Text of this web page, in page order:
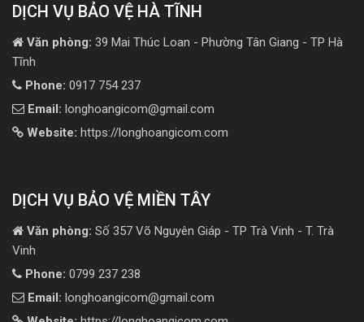
DỊCH VỤ BẢO VỆ HÀ TĨNH
Văn phòng: 39 Mai Thúc Loan - Phường Tân Giang - TP Hà
Tĩnh
Phone: 0917 754 237
Email: longhoangicom@gmail.com
Website: https://longhoangicom.com
DỊCH VỤ BẢO VỆ MIỀN TÂY
Văn phòng: Số 357 Võ Nguyên Giáp - TP Trà Vinh - T. Trà
Vinh
Phone: 0799 237 238
Email: longhoangicom@gmail.com